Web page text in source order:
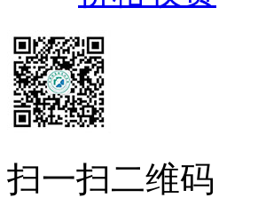
扫一扫二维码